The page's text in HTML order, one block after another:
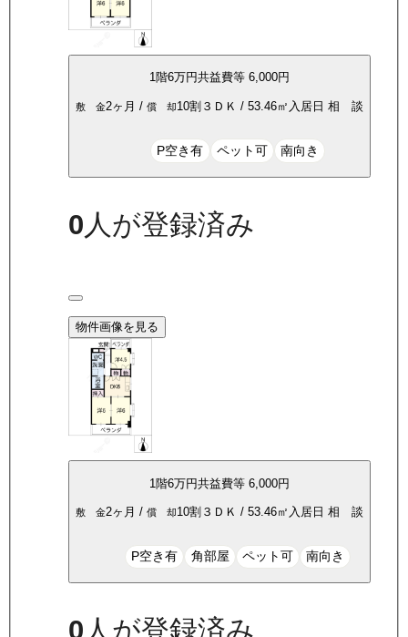
1階6万円共益費等6,000円
敷 金2ヶ月 /償 却10割 ３ＤＫ /53.46㎡ 入居日相 談
P空き有 ペット可 南向き
0人が登録済み
物件画像を見る
1階6万円共益費等6,000円
敷 金2ヶ月 /償 却10割 ３ＤＫ /53.46㎡ 入居日相 談
P空き有 角部屋 ペット可 南向き
0 人が登録済み